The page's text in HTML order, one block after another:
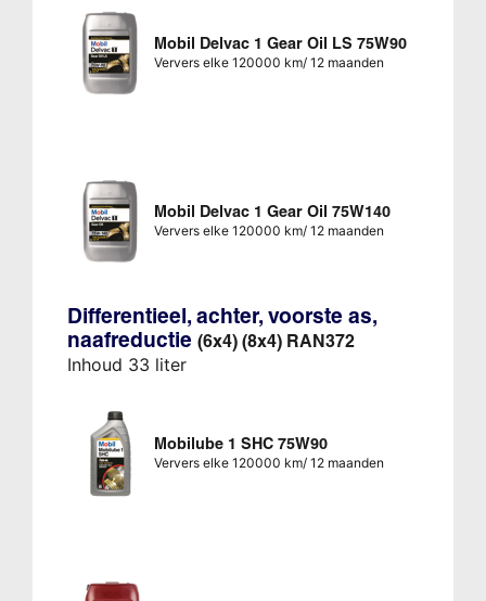
Mobil Delvac 1 Gear Oil LS 75W90
Ververs elke 120000 km/ 12 maanden
Mobil Delvac 1 Gear Oil 75W140
Ververs elke 120000 km/ 12 maanden
Differentieel, achter, voorste as,
naafreductie (6x4) (8x4) RAN372
Inhoud 33 liter
Mobilube 1 SHC 75W90
Ververs elke 120000 km/ 12 maanden